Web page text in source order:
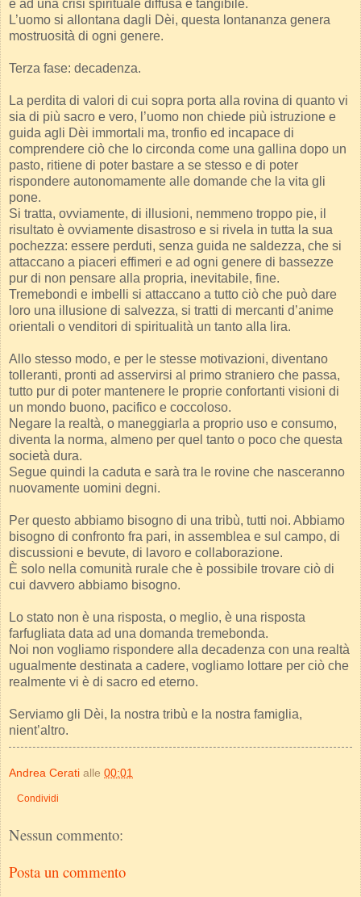
e ad una crisi spirituale diffusa e tangibile.
L’uomo si allontana dagli Dèi, questa lontananza genera
mostruosità di ogni genere.
Terza fase: decadenza.
La perdita di valori di cui sopra porta alla rovina di quanto vi
sia di più sacro e vero, l’uomo non chiede più istruzione e
guida agli Dèi immortali ma, tronfio ed incapace di
comprendere ciò che lo circonda come una gallina dopo un
pasto, ritiene di poter bastare a se stesso e di poter
rispondere autonomamente alle domande che la vita gli
pone.
Si tratta, ovviamente, di illusioni, nemmeno troppo pie, il
risultato è ovviamente disastroso e si rivela in tutta la sua
pochezza: essere perduti, senza guida ne saldezza, che si
attaccano a piaceri effimeri e ad ogni genere di bassezze
pur di non pensare alla propria, inevitabile, fine.
Tremebondi e imbelli si attaccano a tutto ciò che può dare
loro una illusione di salvezza, si tratti di mercanti d’anime
orientali o venditori di spiritualità un tanto alla lira.
Allo stesso modo, e per le stesse motivazioni, diventano
tolleranti, pronti ad asservirsi al primo straniero che passa,
tutto pur di poter mantenere le proprie confortanti visioni di
un mondo buono, pacifico e coccoloso.
Negare la realtà, o maneggiarla a proprio uso e consumo,
diventa la norma, almeno per quel tanto o poco che questa
società dura.
Segue quindi la caduta e sarà tra le rovine che nasceranno
nuovamente uomini degni.
Per questo abbiamo bisogno di una tribù, tutti noi. Abbiamo
bisogno di confronto fra pari, in assemblea e sul campo, di
discussioni e bevute, di lavoro e collaborazione.
È solo nella comunità rurale che è possibile trovare ciò di
cui davvero abbiamo bisogno.
Lo stato non è una risposta, o meglio, è una risposta
farfugliata data ad una domanda tremebonda.
Noi non vogliamo rispondere alla decadenza con una realtà
ugualmente destinata a cadere, vogliamo lottare per ciò che
realmente vi è di sacro ed eterno.
Serviamo gli Dèi, la nostra tribù e la nostra famiglia,
nient’altro.
Andrea Cerati alle 00:01
Condividi
Nessun commento:
Posta un commento